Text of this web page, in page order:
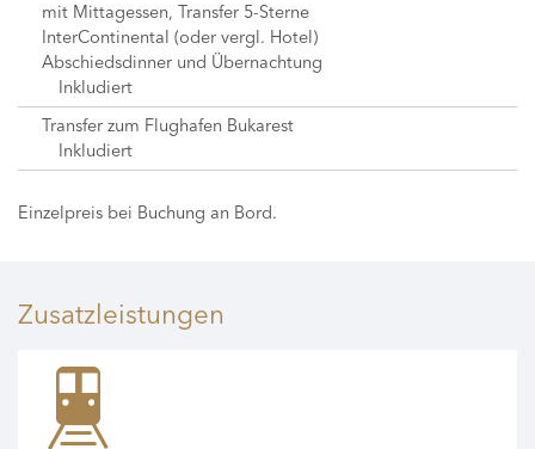
mit Mittagessen, Transfer 5-Sterne
InterContinental (oder vergl. Hotel)
Abschiedsdinner und Übernachtung
Inkludiert
Transfer zum Flughafen Bukarest
Inkludiert
Einzelpreis bei Buchung an Bord.
Zusatzleistungen